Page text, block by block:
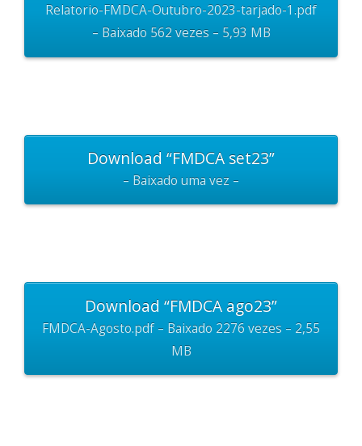
Relatorio-FMDCA-Outubro-2023-tarjado-1.pdf
– Baixado 562 vezes – 5,93 MB
Download “FMDCA set23”
– Baixado uma vez –
Download “FMDCA ago23”
FMDCA-Agosto.pdf – Baixado 2276 vezes – 2,55
MB